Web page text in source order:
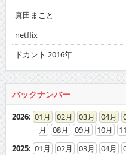
真田まこと
netflix
ドカント 2016年
バックナンバー
2026: 01 02 03 04
08
09 10 11
2025: 01 02 03 04